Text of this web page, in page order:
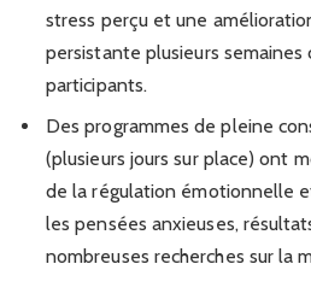
stress perçu et une
persistante plusieurs semaines
participants.
Des programmes de pleine
(plusieurs jours sur place) ont
de la régulation émotionnelle
les pensées anxieuses,
nombreuses recherches sur la